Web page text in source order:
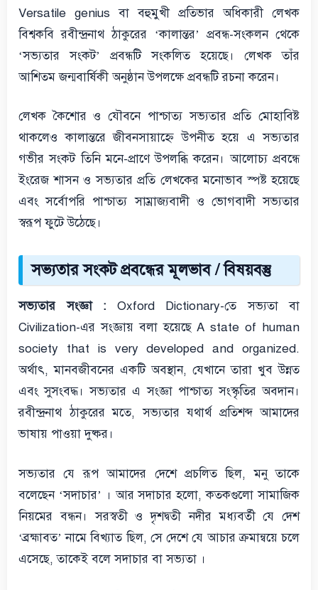
Versatile genius বা বহুমুখী প্রতিভার অধিকারী লেখক
বিশ্বকবি রবীন্দ্রনাথ ঠাকুরের ‘কালান্তর’ প্রবন্ধ-সংকলন থেকে
‘সভ্যতার সংকট’ প্রবন্ধটি সংকলিত হয়েছে। লেখক তাঁর
আশিতম জন্মবার্ষিকী অনুষ্ঠান উপলক্ষে প্রবন্ধটি রচনা করেন।
লেখক কৈশোর ও যৌবনে পাশ্চাত্য সভ্যতার প্রতি মোহাবিষ্ট
থাকলেও কালান্তরে জীবনসায়াহ্নে উপনীত হয়ে এ সভ্যতার
গভীর সংকট তিনি মনে-প্রাণে উপলব্ধি করেন। আলোচ্য প্রবন্ধে
ইংরেজ শাসন ও সভ্যতার প্রতি লেখকের মনোভাব স্পষ্ট হয়েছে
এবং সর্বোপরি পাশ্চাত্য সাম্রাজ্যবাদী ও ভোগবাদী সভ্যতার
স্বরূপ ফুটে উঠেছে।
সভ্যতার সংকট প্রবন্ধের মূলভাব / বিষয়বস্তু
সভ্যতার সংজ্ঞা : Oxford Dictionary-তে সভ্যতা বা
Civilization-এর সংজ্ঞায় বলা হয়েছে A state of human
society that is very developed and organized.
অর্থাৎ, মানবজীবনের একটি অবস্থান, যেখানে তারা খুব উন্নত
এবং সুসংবদ্ধ। সভ্যতার এ সংজ্ঞা পাশ্চাত্য সংস্কৃতির অবদান।
রবীন্দ্রনাথ ঠাকুরের মতে, সভ্যতার যথার্থ প্রতিশব্দ আমাদের
ভাষায় পাওয়া দুষ্কর।
সভ্যতার যে রূপ আমাদের দেশে প্রচলিত ছিল, মনু তাকে
বলেছেন ‘সদাচার’ । আর সদাচার হলো, কতকগুলো সামাজিক
নিয়মের বন্ধন। সরস্বতী ও দৃশদ্বতী নদীর মধ্যবর্তী যে দেশ
‘ব্রহ্মাবত’ নামে বিখ্যাত ছিল, সে দেশে যে আচার ক্রমান্বয়ে চলে
এসেছে, তাকেই বলে সদাচার বা সভ্যতা ।